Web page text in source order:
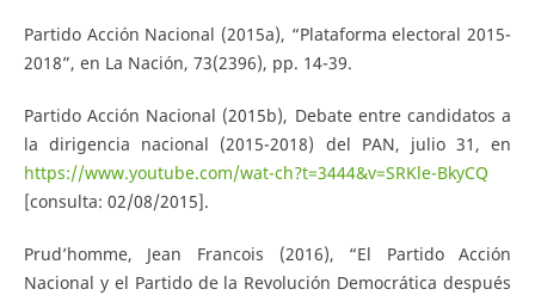
Partido Acción Nacional (2015a), “Plataforma electoral 2015-
2018”, en La Nación, 73(2396), pp. 14-39.
Partido Acción Nacional (2015b), Debate entre candidatos a
la dirigencia nacional (2015-2018) del PAN, julio 31, en
https://www.youtube.com/wat-ch?t=3444&v=SRKle-BkyCQ
[consulta: 02/08/2015].
Prud’homme, Jean Francois (2016), “El Partido Acción
Nacional y el Partido de la Revolución Democrática después